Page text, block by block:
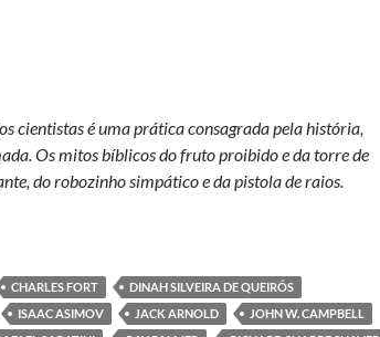
cientistas é uma prática consagrada pela história,
Os mitos bíblicos do fruto proibido e da torre de
do robozinho simpático e da pistola de raios.
CHARLES FORT
DINAH SILVEIRA DE QUEIRÓS
ISAAC ASIMOV JACK ARNOLD
JOHN W. CAMPBELL